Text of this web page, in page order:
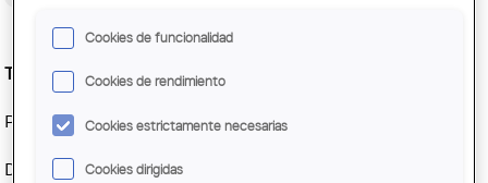
Taller Construïm amb sabó
PLACES EXHAURIDES
Dissabte 24 de maig a les 11h
Cookies de funcionalidad
Cookies de rendimiento
Cookies estrictamente necesarias
Cookies dirigidas